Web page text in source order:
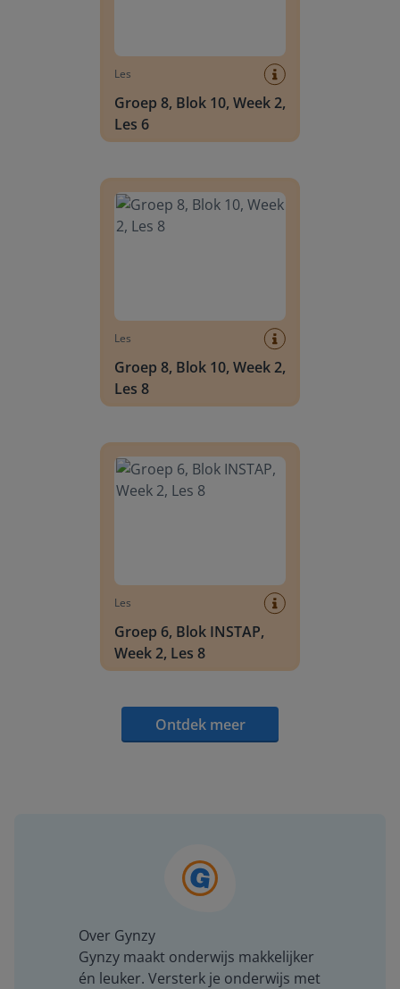
Les
Groep 8, Blok 10, Week 2,
Les 6
Les
Groep 8, Blok 10, Week 2,
Les 8
Les
Groep 6, Blok INSTAP,
Week 2, Les 8
Ontdek meer
Over Gynzy
Gynzy maakt onderwijs makkelijker
én leuker. Versterk je onderwijs met